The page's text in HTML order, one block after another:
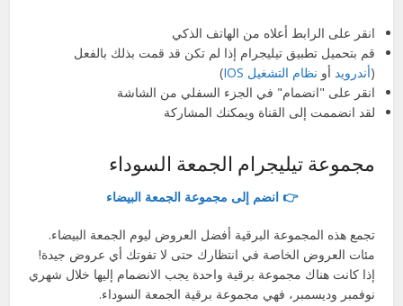
انقر على الرابط أعلاه من الهاتف الذكي
قم بتحميل تطبيق تيليجرام إذا لم تكن قد قمت بذلك بالفعل
(أندرويد أو نظام التشغيل IOS
)
انقر على "انضمام" في الجزء السفلي من الشاشة
لقد انضممت إلى القناة ويمكنك المشاركة
مجموعة تيليجرام الجمعة السوداء
👉 انضم إلى مجموعة الجمعة البيضاء
تجمع هذه المجموعة البرقية أفضل العروض ليوم الجمعة البيضاء.
مئات العروض الخاصة في انتظارك حتى لا تفوتك أي عروض جيدة!
إذا كانت هناك مجموعة برقية واحدة يجب الانضمام إليها خلال شهري
نوفمبر وديسمبر، فهي مجموعة برقية الجمعة السوداء.